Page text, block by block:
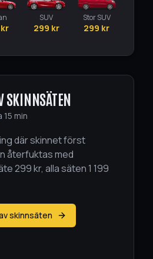
kr
SUV
299 kr
Stor SUV
299 kr
SKINNSÄTEN
15 min
där skinnet först
återfuktas med
299 kr, alla säten 1 199
skinnsäten